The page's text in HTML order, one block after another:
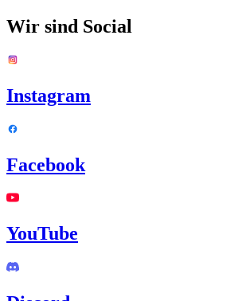
Wir sind Social
Instagram
Facebook
YouTube